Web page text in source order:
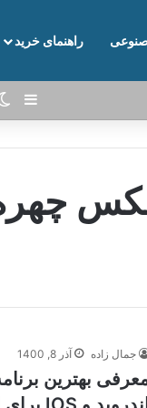
راهنمای خرید
عکس
جمال زاده آذر 8, 1400
بهترین